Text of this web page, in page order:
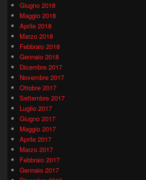
Giugno 2018
Maggio 2018
Aprile 2018
Marzo 2018
Febbraio 2018
Gennaio 2018
Dicembre 2017
Novembre 2017
Ottobre 2017
Settembre 2017
Luglio 2017
Giugno 2017
Maggio 2017
Aprile 2017
Marzo 2017
Febbraio 2017
Gennaio 2017